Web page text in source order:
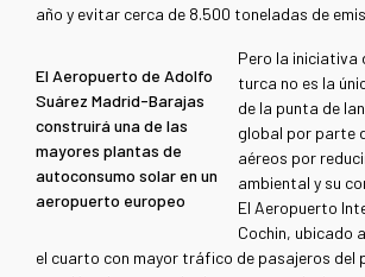
año y evitar cerca de 8.500 toneladas de
El Aeropuerto de Adolfo
Suárez Madrid-Barajas
construirá una de las
mayores plantas de
autoconsumo solar en un
aeropuerto europeo
Pero la iniciativa
turca no es la
de la punta de
global por parte
aéreos por
ambiental y su
El Aeropuerto
Cochin, ubicado
el cuarto con mayor tráfico de pasajeros del